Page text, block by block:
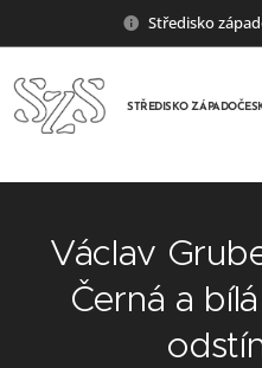
Středisko
STŘEDISKO
Václav
Černá a